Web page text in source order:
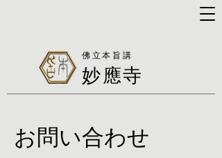
佛立本旨講
妙應寺
お問い合わせ